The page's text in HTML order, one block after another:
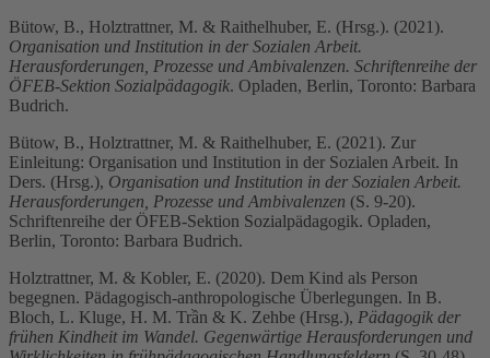
Bütow, B., Holztrattner, M. & Raithelhuber, E. (Hrsg.). (2021).
Organisation und Institution in der Sozialen Arbeit.
Herausforderungen, Prozesse und Ambivalenzen. Schriftenreihe der
ÖFEB-Sektion Sozialpädagogik. Opladen, Berlin, Toronto: Barbara
Budrich.
Bütow, B., Holztrattner, M. & Raithelhuber, E. (2021). Zur
Einleitung: Organisation und Institution in der Sozialen Arbeit. In
Ders. (Hrsg.), Organisation und Institution in der Sozialen Arbeit.
Herausforderungen, Prozesse und Ambivalenzen (S. 9-20).
Schriftenreihe der ÖFEB-Sektion Sozialpädagogik. Opladen,
Berlin, Toronto: Barbara Budrich.
Holztrattner, M. & Kobler, E. (2020). Dem Kind als Person
begegnen. Pädagogisch-anthropologische Überlegungen. In B.
Bloch, L. Kluge, H. M. Trần & K. Zehbe (Hrsg.), Pädagogik der
frühen Kindheit im Wandel. Gegenwärtige Herausforderungen und